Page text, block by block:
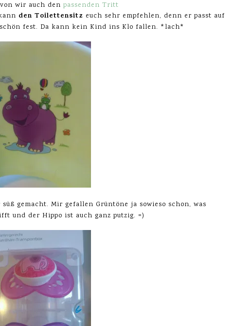
wir auch den passenden Tritt
den Toilettensitz euch sehr empfehlen, denn er passt auf
fest. Da kann kein Kind ins Klo fallen. *lach*
gemacht. Mir gefallen Grüntöne ja sowieso schon, was
und der Hippo ist auch ganz putzig. =)